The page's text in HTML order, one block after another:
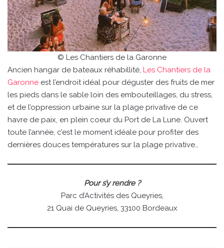
© Les Chantiers de la Garonne
Ancien hangar de bateaux réhabillité, Les Chantiers de la
Garonne est l’endroit idéal pour déguster des fruits de mer
les pieds dans le sable loin des embouteillages, du stress,
et de l’oppression urbaine sur la plage privative de ce
havre de paix, en plein coeur du Port de La Lune. Ouvert
toute l’année, c’est le moment idéale pour profiter des
dernières douces températures sur la plage privative…
Pour s’y rendre ?
Parc d’Activités des Queyries,
21 Quai de Queyries, 33100 Bordeaux